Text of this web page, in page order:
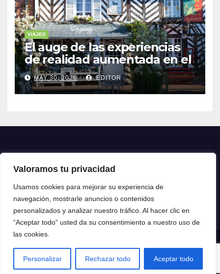
Valoramos tu privacidad
Usamos cookies para mejorar su experiencia de
navegación, mostrarle anuncios o contenidos
personalizados y analizar nuestro tráfico. Al hacer clic en
“Aceptar todo” usted da su consentimiento a nuestro uso de
las cookies.
Personalizar Rechazar todo Aceptar todo
VIAJES
El auge de las experiencias
de realidad aumentada en el
turismo
MAY 30, 2026 EDITOR
Crónica24
Crónica 24
Home
Contacto Política de privacidad